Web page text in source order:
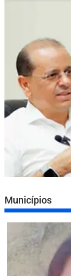
Municípios